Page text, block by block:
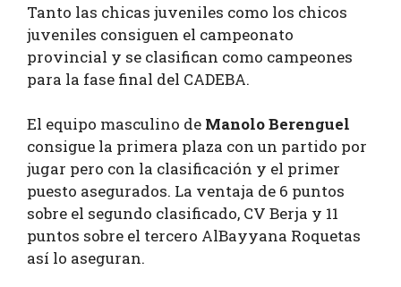
Tanto las chicas juveniles como los chicos
juveniles consiguen el campeonato
provincial y se clasifican como campeones
para la fase final del CADEBA.
El equipo masculino de Manolo Berenguel
consigue la primera plaza con un partido por
jugar pero con la clasificación y el primer
puesto asegurados. La ventaja de 6 puntos
sobre el segundo clasificado, CV Berja y 11
puntos sobre el tercero AlBayyana Roquetas
así lo aseguran.